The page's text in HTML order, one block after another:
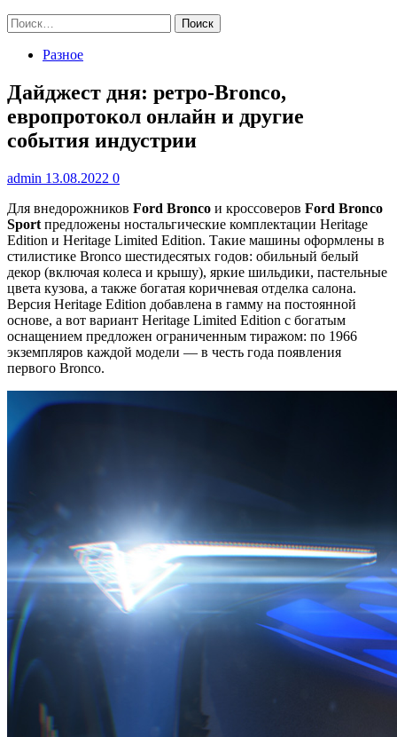
Найти:
Разное
Дайджест дня: ретро-Bronco,
европротокол онлайн и другие
события индустрии
admin 13.08.2022 0
Для внедорожников Ford Bronco и кроссоверов Ford Bronco
Sport предложены ностальгические комплектации Heritage
Edition и Heritage Limited Edition. Такие машины оформлены в
стилистике Bronco шестидесятых годов: обильный белый
декор (включая колеса и крышу), яркие шильдики, пастельные
цвета кузова, а также богатая коричневая отделка салона.
Версия Heritage Edition добавлена в гамму на постоянной
основе, а вот вариант Heritage Limited Edition с богатым
оснащением предложен ограниченным тиражом: по 1966
экземпляров каждой модели — в честь года появления
первого Bronco.